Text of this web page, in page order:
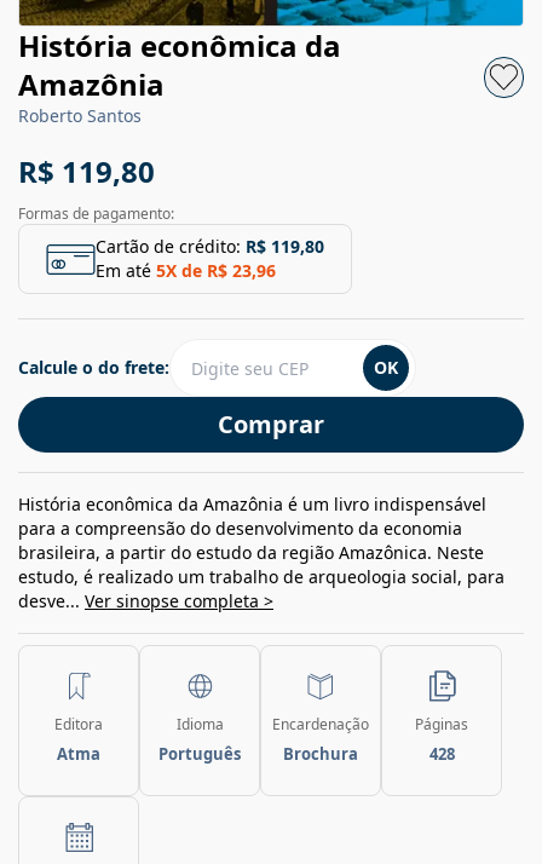
História econômica da
Amazônia
Roberto Santos
R$ 119,80
Formas de pagamento:
Cartão de crédito: R$ 119,80
Em até 5X de R$ 23,96
Comprar
Calcule o do frete: OK
História econômica da Amazônia é um livro indispensável
para a compreensão do desenvolvimento da economia
brasileira, a partir do estudo da região Amazônica. Neste
estudo, é realizado um trabalho de arqueologia social, para
desve... Ver sinopse completa >
Editora
Atma
Idioma
Português
Encardenação
Brochura
Páginas
428